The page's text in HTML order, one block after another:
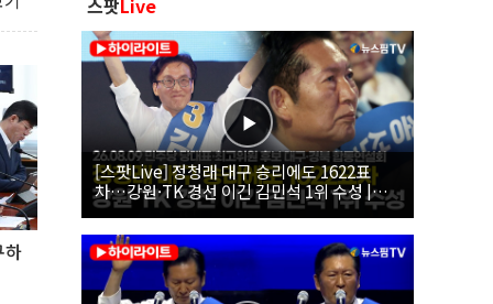
하
스팟Live
[스팟Live] 정청래 대구 승리에도 1622표
차…강원·TK 경선 이긴 김민석 1위 수성 |
26.08.09 더불어민주당 당대표·최고위원 후
보 대구·경북 합동연설회